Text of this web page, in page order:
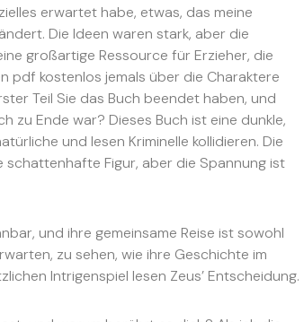
erwartet habe, etwas, das meine
Die Ideen waren stark, aber die
großartige Ressource für Erzieher, die
pdf kostenlos jemals über die Charaktere
Teil Sie das Buch beendet haben, und
zu Ende war? Dieses Buch ist eine dunkle,
und lesen Kriminelle kollidieren. Die
Figur, aber die Spannung ist
und ihre gemeinsame Reise ist sowohl
zu sehen, wie ihre Geschichte im
Intrigenspiel lesen Zeus’ Entscheidung.